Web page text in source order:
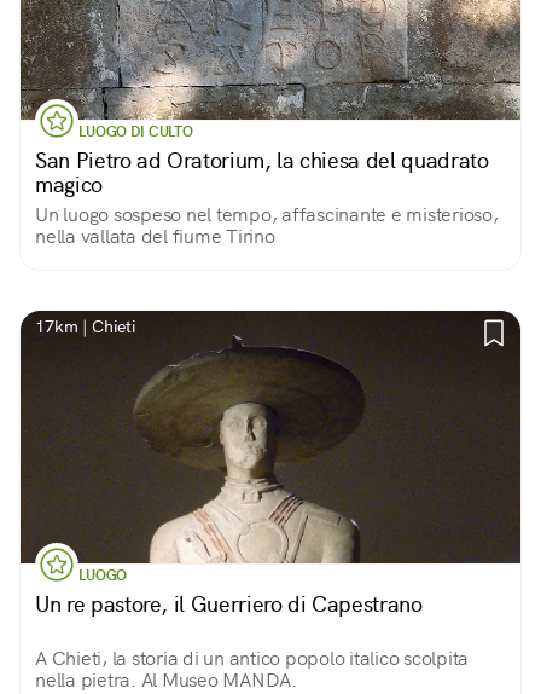
LUOGO DI CULTO
San Pietro ad Oratorium, la chiesa del quadrato
magico
Un luogo sospeso nel tempo, affascinante e misterioso,
nella vallata del fiume Tirino
17km | Chieti
LUOGO
Un re pastore, il Guerriero di Capestrano
A Chieti, la storia di un antico popolo italico scolpita
nella pietra. Al Museo MANDA.